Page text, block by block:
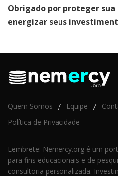
Obrigado por proteger sua
energizar seus
Quem Somos / Equipe /
Política de Privacidade
Lembrete: Nemercy.org é um
para fins educacionais e de
consultoria personalizada.